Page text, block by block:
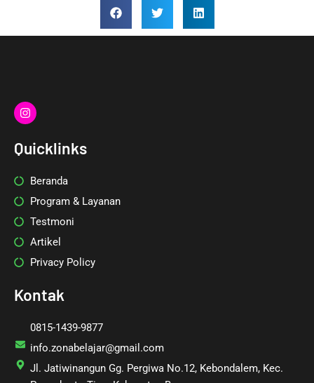
I
n
s
a
m
Quicklinks
Beranda
Program & Layanan
Testmoni
Artikel
Privacy Policy
Kontak
0815-1439-9877
info.zonabelajar@gmail.com
Jl. Jatiwinangun Gg. Pergiwa No.12, Kebondalem, Kec.